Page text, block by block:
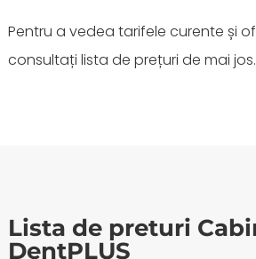
Pentru a vedea tarifele curente și
consultați lista de prețuri de mai jos.
Lista de preturi
DentPLUS